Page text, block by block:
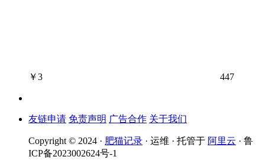
￥3 447
友链申请 免责声明 广告合作 关于我们
Copyright © 2024 · 肥猫记录 · 运维 · 托管于 阿里云 · 鲁
ICP备2023002624号-1